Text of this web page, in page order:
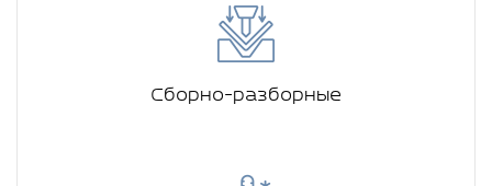
Сборно-разборные